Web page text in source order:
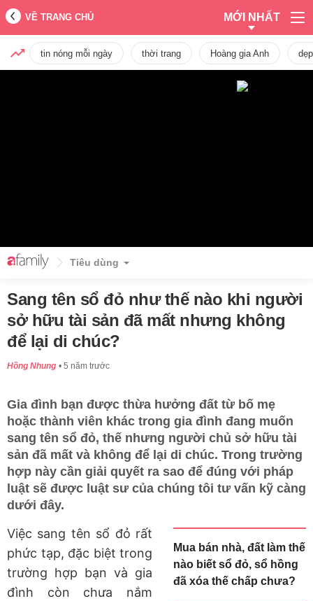
VỀ TRANG CHỦ MỚI NHẤT
tin nóng mỗi ngày thời trang Hoàng gia Anh dẹp
Tiêu dùng
Sang tên sổ đỏ như thế nào khi người
sở hữu tài sản đã mất nhưng không
để lại di chúc?
Hồng Nhung 5 năm trước
Gia đình bạn được thừa hưởng đất từ bố mẹ
hoặc thành viên khác trong gia đình đang muốn
sang tên sổ đỏ, thế nhưng người chủ sở hữu tài
sản đã mất và không để lại di chúc. Trong trường
hợp này cần giải quyết ra sao để đúng với pháp
luật sẽ được luật sư của chúng tôi tư vấn kỹ càng
dưới đây.
Mua bán nhà, đất làm thế
nào biết sổ đỏ, sổ hồng
đã xóa thế chấp chưa?
Việc sang tên sổ đỏ rất
phức tạp, đặc biệt trong
trường hợp bạn và gia
đình còn chưa nắm